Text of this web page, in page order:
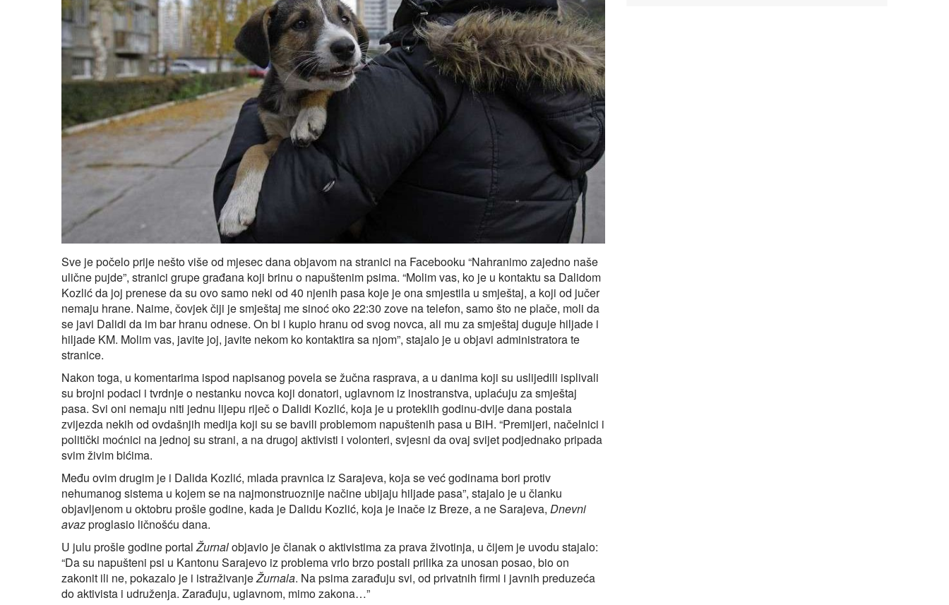
Sve je počelo prije nešto više od mjesec dana objavom na stranici na Facebooku “Nahranimo zajedno naše
ulične pujde”, stranici grupe građana koji brinu o napuštenim psima. “Molim vas, ko je u kontaktu sa Dalidom
Kozlić da joj prenese da su ovo samo neki od 40 njenih pasa koje je ona smjestila u smještaj, a koji od jučer
nemaju hrane. Naime, čovjek čiji je smještaj me sinoć oko 22:30 zove na telefon, samo što ne plače, moli da
se javi Dalidi da im bar hranu odnese. On bi i kupio hranu od svog novca, ali mu za smještaj duguje hiljade i
hiljade KM. Molim vas, javite joj, javite nekom ko kontaktira sa njom”, stajalo je u objavi administratora te
stranice.
Nakon toga, u komentarima ispod napisanog povela se žučna rasprava, a u danima koji su uslijedili isplivali
su brojni podaci i tvrdnje o nestanku novca koji donatori, uglavnom iz inostranstva, uplaćuju za smještaj
pasa. Svi oni nemaju niti jednu lijepu riječ o Dalidi Kozlić, koja je u proteklih godinu-dvije dana postala
zvijezda nekih od ovdašnjih medija koji su se bavili problemom napuštenih pasa u BiH. “Premijeri, načelnici i
politički moćnici na jednoj su strani, a na drugoj aktivisti i volonteri, svjesni da ovaj svijet podjednako pripada
svim živim bićima.
Među ovim drugim je i Dalida Kozlić, mlada pravnica iz Sarajeva, koja se već godinama bori protiv
nehumanog sistema u kojem se na najmonstruoznije načine ubijaju hiljade pasa”, stajalo je u članku
objavljenom u oktobru prošle godine, kada je Dalidu Kozlić, koja je inače iz Breze, a ne Sarajeva, Dnevni
avazproglasio ličnošću dana.
U julu prošle godine portalŽurnalobjavio je članak o aktivistima za prava životinja, u čijem je uvodu stajalo:
“Da su napušteni psi u Kantonu Sarajevo iz problema vrlo brzo postali prilika za unosan posao, bio on
zakonit ili ne, pokazalo je i istraživanjeŽurnala. Na psima zarađuju svi, od privatnih firmi i javnih preduzeća
do aktivista i udruženja. Zarađuju, uglavnom, mimo zakona…”